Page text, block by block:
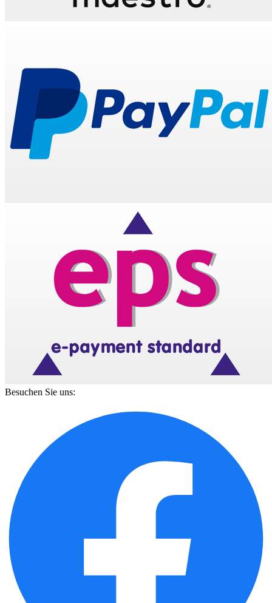
Besuchen Sie uns: